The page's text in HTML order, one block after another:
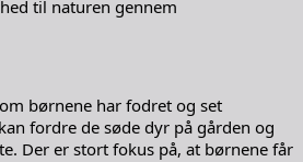
til naturen gennem
børnene har fodret og set
fordre de søde dyr på gården og
Der er stort fokus på, at børnene får